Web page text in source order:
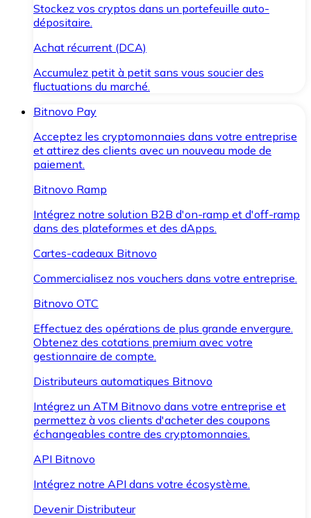
Stockez vos cryptos dans un portefeuille auto-
dépositaire.
Achat récurrent (DCA)
Accumulez petit à petit sans vous soucier des
fluctuations du marché.
Bitnovo Pay
Acceptez les cryptomonnaies dans votre entreprise
et attirez des clients avec un nouveau mode de
paiement.
Bitnovo Ramp
Intégrez notre solution B2B d'on-ramp et d'off-ramp
dans des plateformes et des dApps.
Cartes-cadeaux Bitnovo
Commercialisez nos vouchers dans votre entreprise.
Bitnovo OTC
Effectuez des opérations de plus grande envergure.
Obtenez des cotations premium avec votre
gestionnaire de compte.
Distributeurs automatiques Bitnovo
Intégrez un ATM Bitnovo dans votre entreprise et
permettez à vos clients d'acheter des coupons
échangeables contre des cryptomonnaies.
API Bitnovo
Intégrez notre API dans votre écosystème.
Devenir Distributeur